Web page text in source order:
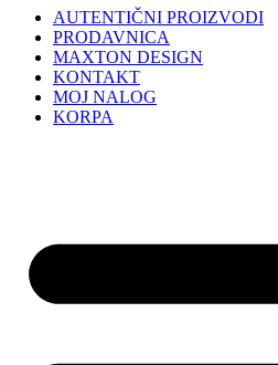
AUTENTIČNI PROIZVODI
PRODAVNICA
MAXTON DESIGN
KONTAKT
MOJ NALOG
KORPA